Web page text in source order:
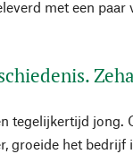
met een paar
tegelijkertijd jong.
groeide het bedrijf